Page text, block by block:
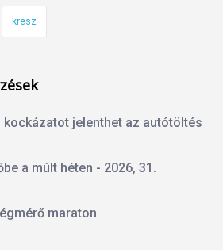
kresz
kockázatot jelenthet az autótöltés
a múlt héten - 2026, 31.
maraton